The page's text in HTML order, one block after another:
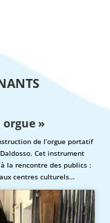
»
de l’orgue portatif
Cet instrument
la rencontre des publics :
centres culturels…